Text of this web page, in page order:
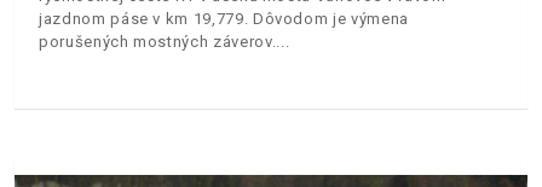
jazdnom páse v km 19,779. Dôvodom je výmena
porušených mostných záverov.